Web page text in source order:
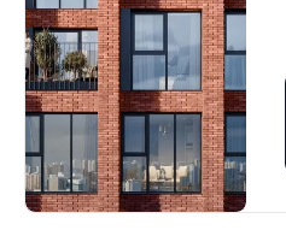
Проектная декларация (корп.
Проектная декларация (корп.
Проектная декларация (корп.
Разрешение на
Разрешение на
Разрешение на
Разрешение на